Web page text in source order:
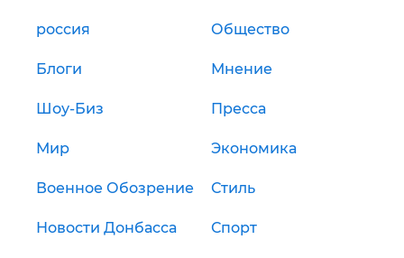
россия Общество
Блоги Мнение
Шоу-Биз Пресса
Мир Экономика
Военное Обозрение Стиль
Новости Донбасса Спорт